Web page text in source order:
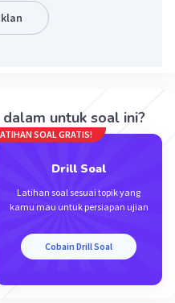
6-5+6
untuk soal ini?
SOAL GRATIS!
Drill Soal
Latihan soal sesuai topik yang
kamu mau untuk persiapan ujian
Cobain Drill Soal